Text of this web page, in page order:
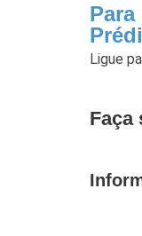
Ligue
Faça